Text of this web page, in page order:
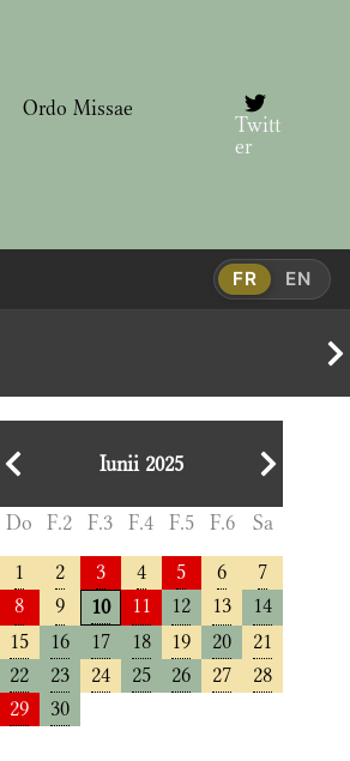
Ordo Missae
Twitt
er
FR EN
Iunii 2025
Do F.2 F.3 F.4 F.5 F.6 Sa
1 2 3 4 5 6
7
8
9 10 11 12 13
14
15
16 17 18 19 20
21
22
23 24 25 26 27
28
29
30